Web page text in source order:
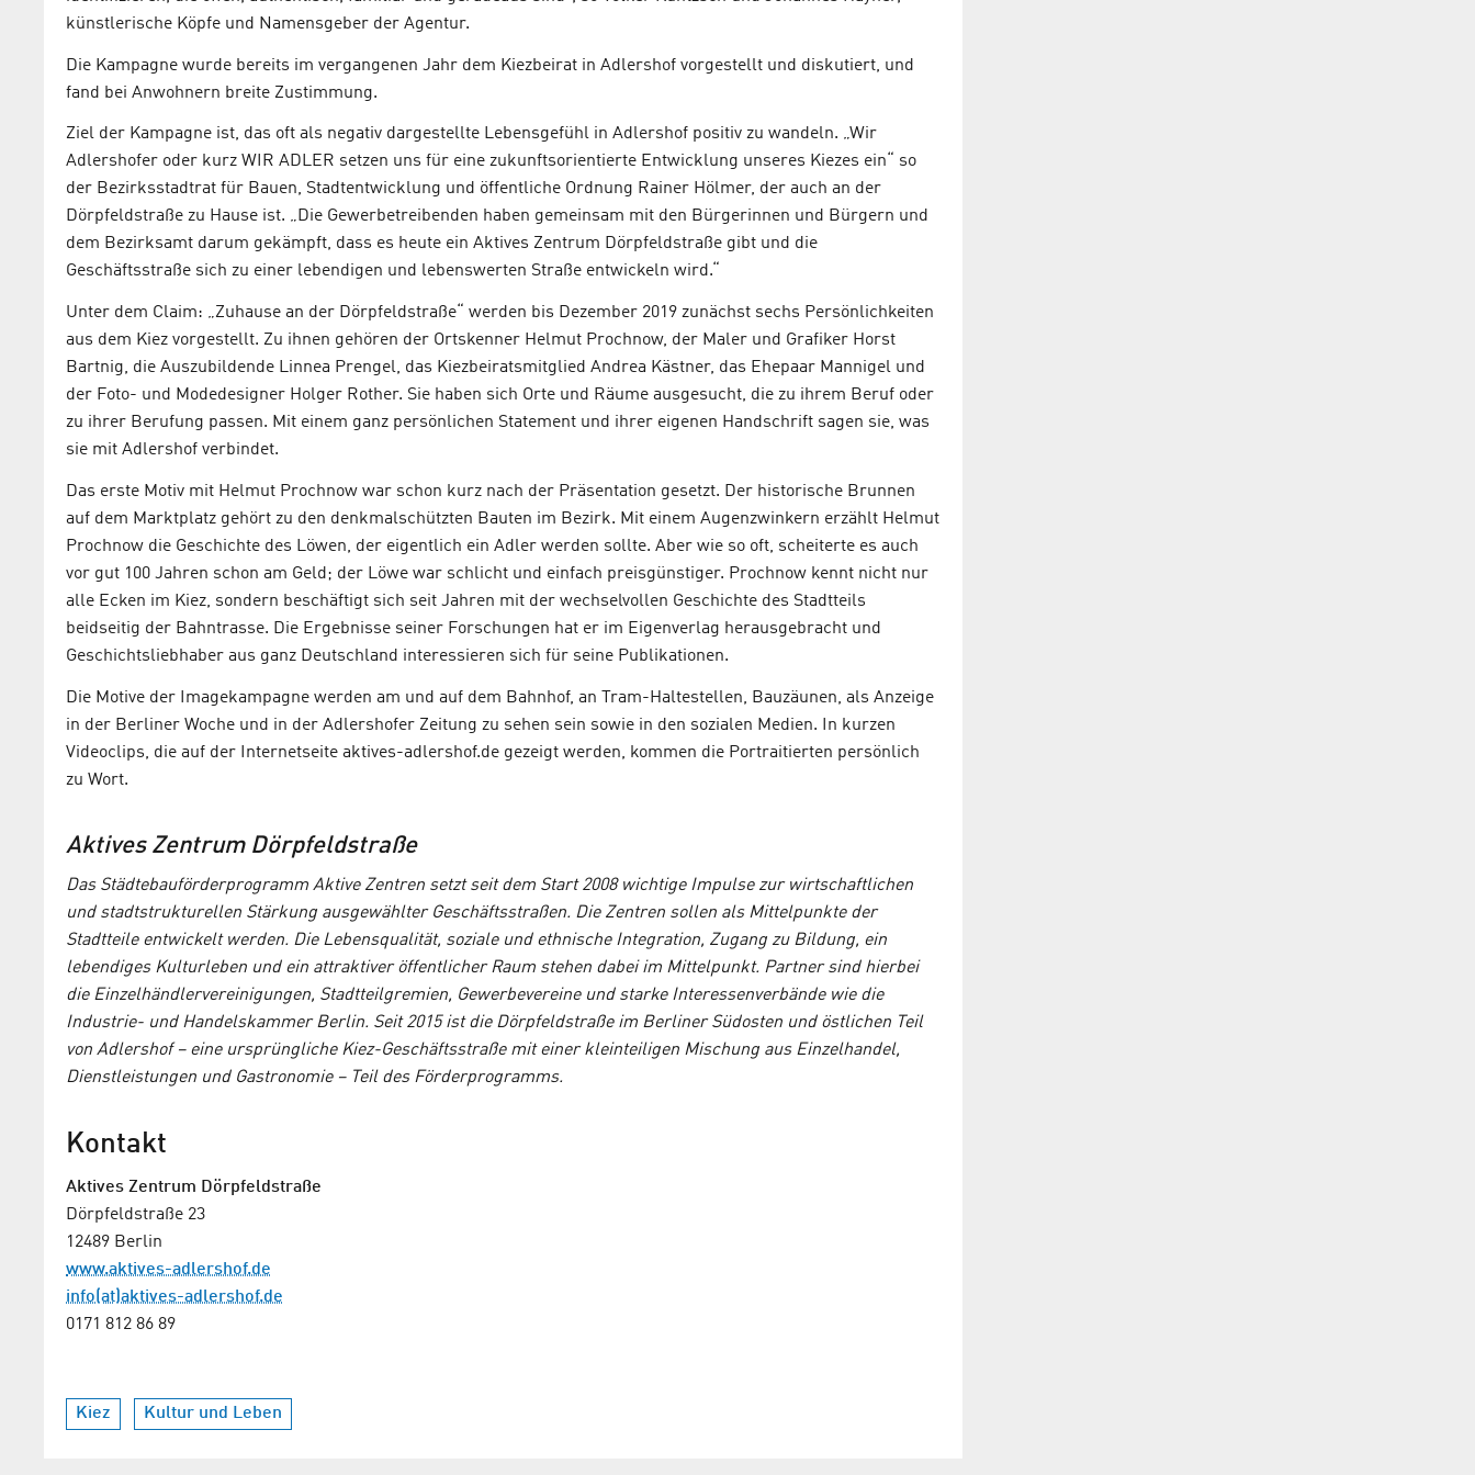
künstlerische Köpfe und Namensgeber der Agentur.
Die Kampagne wurde bereits im vergangenen Jahr dem Kiezbeirat in Adlershof vorgestellt und diskutiert, und
fand bei Anwohnern breite Zustimmung.
Ziel der Kampagne ist, das oft als negativ dargestellte Lebensgefühl in Adlershof positiv zu wandeln. „Wir
Adlershofer oder kurz WIR ADLER setzen uns für eine zukunftsorientierte Entwicklung unseres Kiezes ein“ so
der Bezirksstadtrat für Bauen, Stadtentwicklung und öffentliche Ordnung Rainer Hölmer, der auch an der
Dörpfeldstraße zu Hause ist. „Die Gewerbetreibenden haben gemeinsam mit den Bürgerinnen und Bürgern und
dem Bezirksamt darum gekämpft, dass es heute ein Aktives Zentrum Dörpfeldstraße gibt und die
Geschäftsstraße sich zu einer lebendigen und lebenswerten Straße entwickeln wird.“
Unter dem Claim: „Zuhause an der Dörpfeldstraße“ werden bis Dezember 2019 zunächst sechs Persönlichkeiten
aus dem Kiez vorgestellt. Zu ihnen gehören der Ortskenner Helmut Prochnow, der Maler und Grafiker Horst
Bartnig, die Auszubildende Linnea Prengel, das Kiezbeiratsmitglied Andrea Kästner, das Ehepaar Mannigel und
der Foto- und Modedesigner Holger Rother. Sie haben sich Orte und Räume ausgesucht, die zu ihrem Beruf oder
zu ihrer Berufung passen. Mit einem ganz persönlichen Statement und ihrer eigenen Handschrift sagen sie, was
sie mit Adlershof verbindet.
Das erste Motiv mit Helmut Prochnow war schon kurz nach der Präsentation gesetzt. Der historische Brunnen
auf dem Marktplatz gehört zu den denkmalschützten Bauten im Bezirk. Mit einem Augenzwinkern erzählt Helmut
Prochnow die Geschichte des Löwen, der eigentlich ein Adler werden sollte. Aber wie so oft, scheiterte es auch
vor gut 100 Jahren schon am Geld; der Löwe war schlicht und einfach preisgünstiger. Prochnow kennt nicht nur
alle Ecken im Kiez, sondern beschäftigt sich seit Jahren mit der wechselvollen Geschichte des Stadtteils
beidseitig der Bahntrasse. Die Ergebnisse seiner Forschungen hat er im Eigenverlag herausgebracht und
Geschichtsliebhaber aus ganz Deutschland interessieren sich für seine Publikationen.
Die Motive der Imagekampagne werden am und auf dem Bahnhof, an Tram-Haltestellen, Bauzäunen, als Anzeige
in der Berliner Woche und in der Adlershofer Zeitung zu sehen sein sowie in den sozialen Medien. In kurzen
Videoclips, die auf der Internetseite aktives-adlershof.de gezeigt werden, kommen die Portraitierten persönlich
zu Wort.
Aktives Zentrum Dörpfeldstraße
Das Städtebauförderprogramm Aktive Zentren setzt seit dem Start 2008 wichtige Impulse zur wirtschaftlichen
und stadtstrukturellen Stärkung ausgewählter Geschäftsstraßen. Die Zentren sollen als Mittelpunkte der
Stadtteile entwickelt werden. Die Lebensqualität, soziale und ethnische Integration, Zugang zu Bildung, ein
lebendiges Kulturleben und ein attraktiver öffentlicher Raum stehen dabei im Mittelpunkt. Partner sind hierbei
die Einzelhändlervereinigungen, Stadtteilgremien, Gewerbevereine und starke Interessenverbände wie die
Industrie- und Handelskammer Berlin. Seit 2015 ist die Dörpfeldstraße im Berliner Südosten und östlichen Teil
von Adlershof – eine ursprüngliche Kiez-Geschäftsstraße mit einer kleinteiligen Mischung aus Einzelhandel,
Dienstleistungen und Gastronomie – Teil des Förderprogramms.
Kontakt
Aktives Zentrum Dörpfeldstraße
Dörpfeldstraße 23
12489 Berlin
www.aktives-adlershof.de
info(at)aktives-adlershof.de
0171 812 86 89
Kiez Kultur und Leben